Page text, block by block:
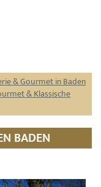
& Gourmet in Baden
& Klassische
BADEN